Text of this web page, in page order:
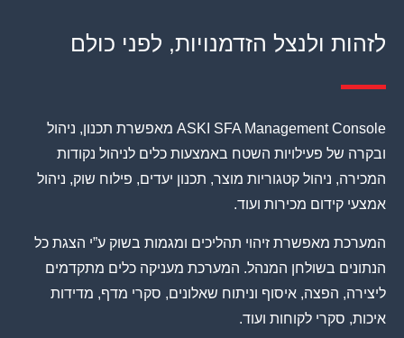
לזהות ולנצל הזדמנויות, לפני כולם
ASKI SFA Management Console מאפשרת תכנון, ניהול
ובקרה של פעילויות השטח באמצעות כלים לניהול נקודות
המכירה, ניהול קטגוריות מוצר, תכנון יעדים, פילוח שוק, ניהול
אמצעי קידום מכירות ועוד.
המערכת מאפשרת זיהוי תהליכים ומגמות בשוק ע”י הצגת כל
הנתונים בשולחן המנהל. המערכת מעניקה כלים מתקדמים
ליצירה, הפצה, איסוף וניתוח שאלונים, סקרי מדף, מדידות
איכות, סקרי לקוחות ועוד.